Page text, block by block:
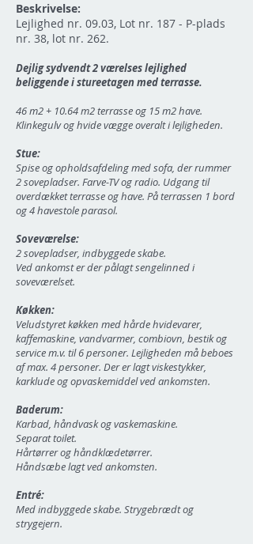
Beskrivelse:
Lejlighed nr. 09.03, Lot nr. 187 - P-plads
nr. 38, lot nr. 262.
Dejlig sydvendt 2 værelses lejlighed
beliggende i stureetagen med terrasse.
46 m2 + 10.64 m2 terrasse og 15 m2 have.
Klinkegulv og hvide vægge overalt i lejligheden.
Stue:
Spise og opholdsafdeling med sofa, der rummer
2 sovepladser. Farve-TV og radio. Udgang til
overdækket terrasse og have. På terrassen 1 bord
og 4 havestole parasol.
Soveværelse:
2 sovepladser, indbyggede skabe.
Ved ankomst er der pålagt sengelinned i
soveværelset.
Køkken:
Veludstyret køkken med hårde hvidevarer,
kaffemaskine, vandvarmer, combiovn, bestik og
service m.v. til 6 personer. Lejligheden må beboes
af max. 4 personer. Der er lagt viskestykker,
karklude og opvaskemiddel ved ankomsten.
Baderum:
Karbad, håndvask og vaskemaskine.
Separat toilet.
Hårtørrer og håndklædetørrer.
Håndsæbe lagt ved ankomsten.
Entré:
Med indbyggede skabe. Strygebrædt og
strygejern.